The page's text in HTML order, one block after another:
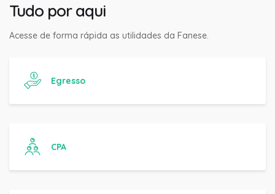
Tudo por aqui
Acesse de forma rápida as utilidades da Fanese.
Egresso
CPA